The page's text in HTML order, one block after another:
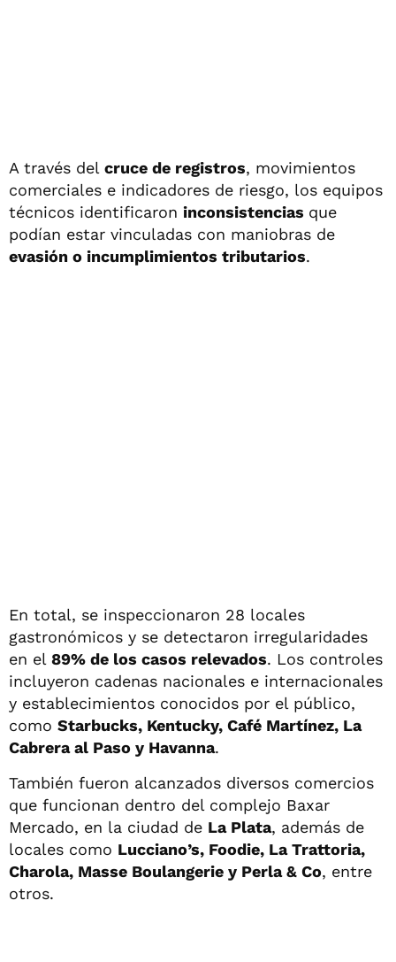
A través del cruce de registros, movimientos
comerciales e indicadores de riesgo, los equipos
técnicos identificaron inconsistencias que
podían estar vinculadas con maniobras de
evasión o incumplimientos tributarios.
En total, se inspeccionaron 28 locales
gastronómicos y se detectaron irregularidades
en el 89% de los casos relevados. Los controles
incluyeron cadenas nacionales e internacionales
y establecimientos conocidos por el público,
como Starbucks, Kentucky, Café Martínez, La
Cabrera al Paso y Havanna.
También fueron alcanzados diversos comercios
que funcionan dentro del complejo Baxar
Mercado, en la ciudad de La Plata, además de
locales como Lucciano’s, Foodie, La Trattoria,
Charola, Masse Boulangerie y Perla & Co, entre
otros.